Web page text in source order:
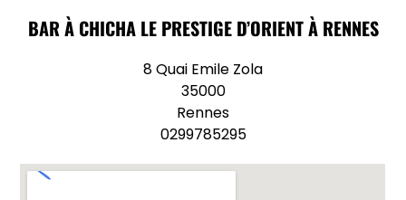
BAR À CHICHA LE PRESTIGE D’ORIENT À RENNES
8 Quai Emile Zola
35000
Rennes
0299785295